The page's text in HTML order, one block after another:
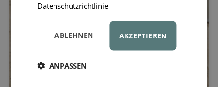
Datenschutzrichtlinie
AKZEPTIEREN
ABLEHNEN
ANPASSEN